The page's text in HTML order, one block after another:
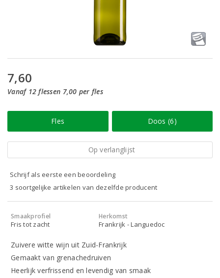
7,60
Vanaf 12 flessen 7,00 per fles
Fles Doos (6)
Op verlanglijst
Schrijf als eerste een beoordeling
3 soortgelijke artikelen van dezelfde producent
Smaakprofiel
Fris tot zacht
Herkomst
Frankrijk - Languedoc
Zuivere witte wijn uit Zuid-Frankrijk
Gemaakt van grenachedruiven
Heerlijk verfrissend en levendig van smaak